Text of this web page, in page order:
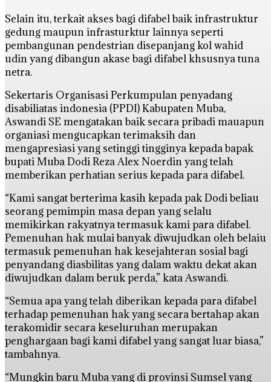
Selain itu, terkait akses bagi difabel baik infrastruktur
gedung maupun infrasturktur lainnya seperti
pembangunan pendestrian disepanjang kol wahid
udin yang dibangun akase bagi difabel khsusnya tuna
netra.
Sekertaris Organisasi Perkumpulan penyadang
disabiliatas indonesia (PPDI) Kabupaten Muba,
Aswandi SE mengatakan baik secara pribadi mauapun
organiasi mengucapkan terimaksih dan
mengapresiasi yang setinggi tingginya kepada bapak
bupati Muba Dodi Reza Alex Noerdin yang telah
memberikan perhatian serius kepada para difabel.
“Kami sangat berterima kasih kepada pak Dodi beliau
seorang pemimpin masa depan yang selalu
memikirkan rakyatnya termasuk kami para difabel.
Pemenuhan hak mulai banyak diwujudkan oleh belaiu
termasuk pemenuhan hak kesejahteran sosial bagi
penyandang diasbilitas yang dalam waktu dekat akan
diwujudkan dalam beruk perda,” kata Aswandi.
“Semua apa yang telah diberikan kepada para difabel
terhadap pemenuhan hak yang secara bertahap akan
terakomidir secara keseluruhan merupakan
penghargaan bagi kami difabel yang sangat luar biasa,”
tambahnya.
“Mungkin baru Muba yang di provinsi Sumsel yang